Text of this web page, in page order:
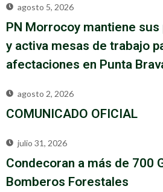
agosto 5, 2026
PN Morrocoy mantiene
y activa mesas de trabajo
afectaciones en Punta
agosto 2, 2026
COMUNICADO OFICIAL
julio 31, 2026
Condecoran a más de 700
Bomberos Forestales